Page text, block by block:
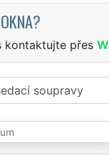
kontaktujte přes